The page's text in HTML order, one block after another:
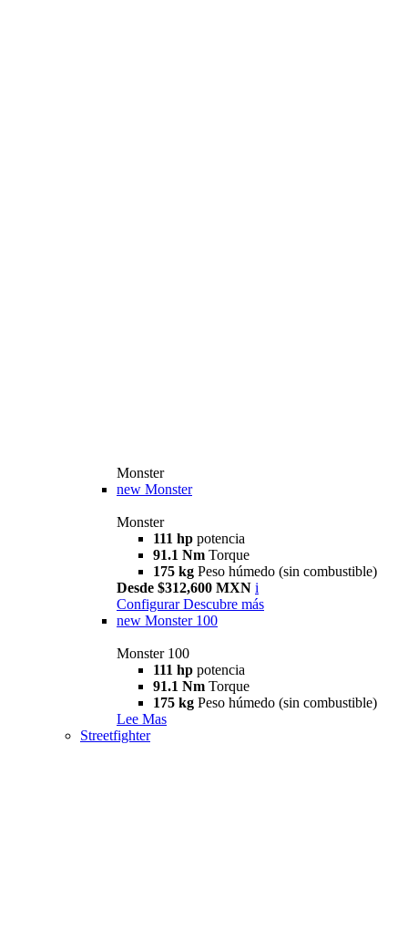
Monster
new Monster
Monster
111 hp potencia
91.1 Nm Torque
175 kg Peso húmedo (sin combustible)
Desde $312,600 MXN i
Configurar Descubre más
new Monster 100
Monster 100
111 hp potencia
91.1 Nm Torque
175 kg Peso húmedo (sin combustible)
Lee Mas
Streetfighter